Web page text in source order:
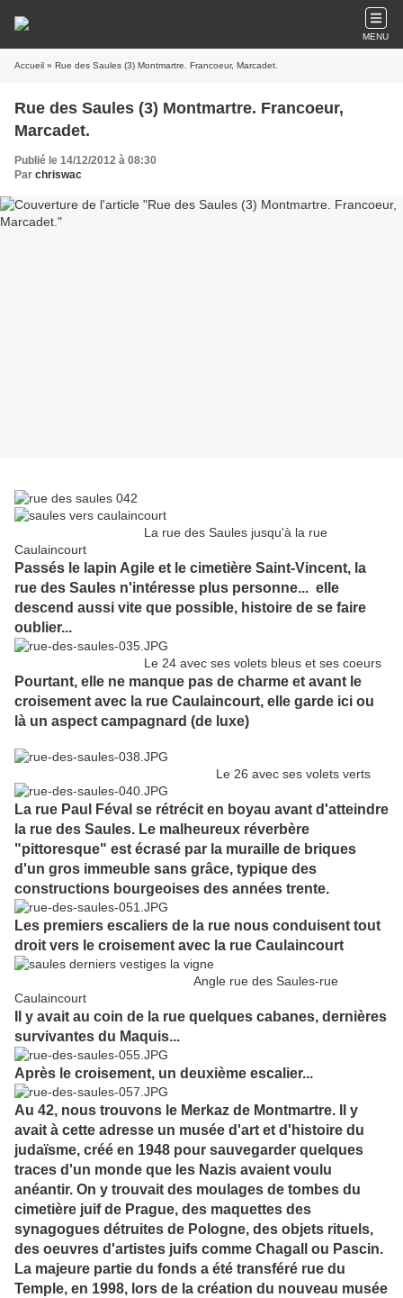
MENU
Accueil » Rue des Saules (3) Montmartre. Francoeur, Marcadet.
Rue des Saules (3) Montmartre. Francoeur,
Marcadet.
Publié le 14/12/2012 à 08:30
Par chriswac
La rue des Saules jusqu'à la rue
Caulaincourt
Passés le lapin Agile et le cimetière Saint-Vincent, la
rue des Saules n'intéresse plus personne... elle
descend aussi vite que possible, histoire de se faire
oublier...
Le 24 avec ses volets bleus et ses coeurs
Pourtant, elle ne manque pas de charme et avant le
croisement avec la rue Caulaincourt, elle garde ici ou
là un aspect campagnard (de luxe)
Le 26 avec ses volets verts
La rue Paul Féval se rétrécit en boyau avant d'atteindre
la rue des Saules. Le malheureux réverbère
"pittoresque" est écrasé par la muraille de briques
d'un gros immeuble sans grâce, typique des
constructions bourgeoises des années trente.
Les premiers escaliers de la rue nous conduisent tout
droit vers le croisement avec la rue Caulaincourt
Angle rue des Saules-rue
Caulaincourt
Il y avait au coin de la rue quelques cabanes, dernières
survivantes du Maquis...
Après le croisement, un deuxième escalier...
Au 42, nous trouvons le Merkaz de Montmartre. Il y
avait à cette adresse un musée d'art et d'histoire du
judaïsme, créé en 1948 pour sauvegarder quelques
traces d'un monde que les Nazis avaient voulu
anéantir. On y trouvait des moulages de tombes du
cimetière juif de Prague, des maquettes des
synagogues détruites de Pologne, des objets rituels,
des oeuvres d'artistes juifs comme Chagall ou Pascin.
La majeure partie du fonds a été transféré rue du
Temple, en 1998, lors de la création du nouveau musée